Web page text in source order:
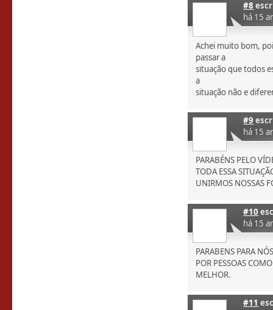
#8
há 15
Achei muito bom,
passar a
situação que todos
a
situação não e
#9
há 15
PARABÉNS PELO
TODA ESSA
UNIRMOS NOSSAS
#10
há 15
PARABENS PARA
POR PESSOAS
MELHOR.
#11